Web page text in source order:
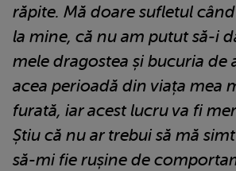
răpite. Mă doare sufletul
la mine, că nu am putut să-i
mele dragostea și bucuria de
acea perioadă din viața mea
furată, iar acest lucru va fi
Știu că nu ar trebui să mă
să-mi fie rușine de